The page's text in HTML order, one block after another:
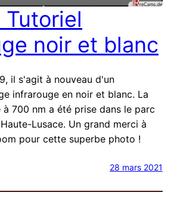
Tutoriel
noir et blanc
il s'agit à nouveau d'un
infrarouge en noir et blanc. La
700 nm a été prise dans le parc
Lusace. Un grand merci à
pour cette superbe photo !
28 mars 2021